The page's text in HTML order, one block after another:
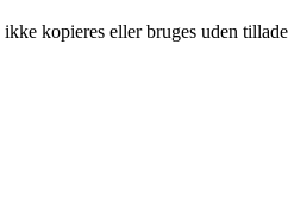
kopieres eller bruges uden